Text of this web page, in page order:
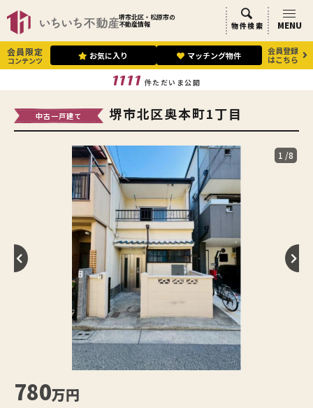
堺市北区・松原市の
不動産情報 物件検索 MENU
会員限定
コンテンツ お気に入り マッチング物件
会員登録
はこちら
1111 件ただいま公開
中古一戸建て 堺市北区奥本町1丁目
1 /8
780万円